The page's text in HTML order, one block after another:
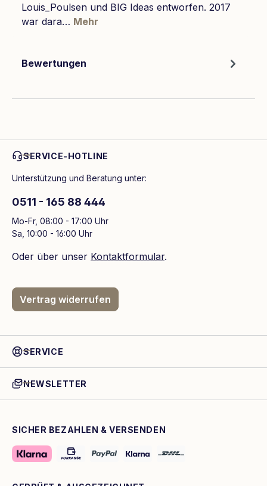
Louis_Poulsen und BIG Ideas entworfen. 2017
war dara… Mehr
Bewertungen
SERVICE-HOTLINE
Unterstützung und Beratung unter:
0511 - 165 88 444
Mo-Fr, 08:00 - 17:00 Uhr
Sa, 10:00 - 16:00 Uhr
Oder über unser Kontaktformular.
Vertrag widerrufen
SERVICE
NEWSLETTER
SICHER BEZAHLEN & VERSENDEN